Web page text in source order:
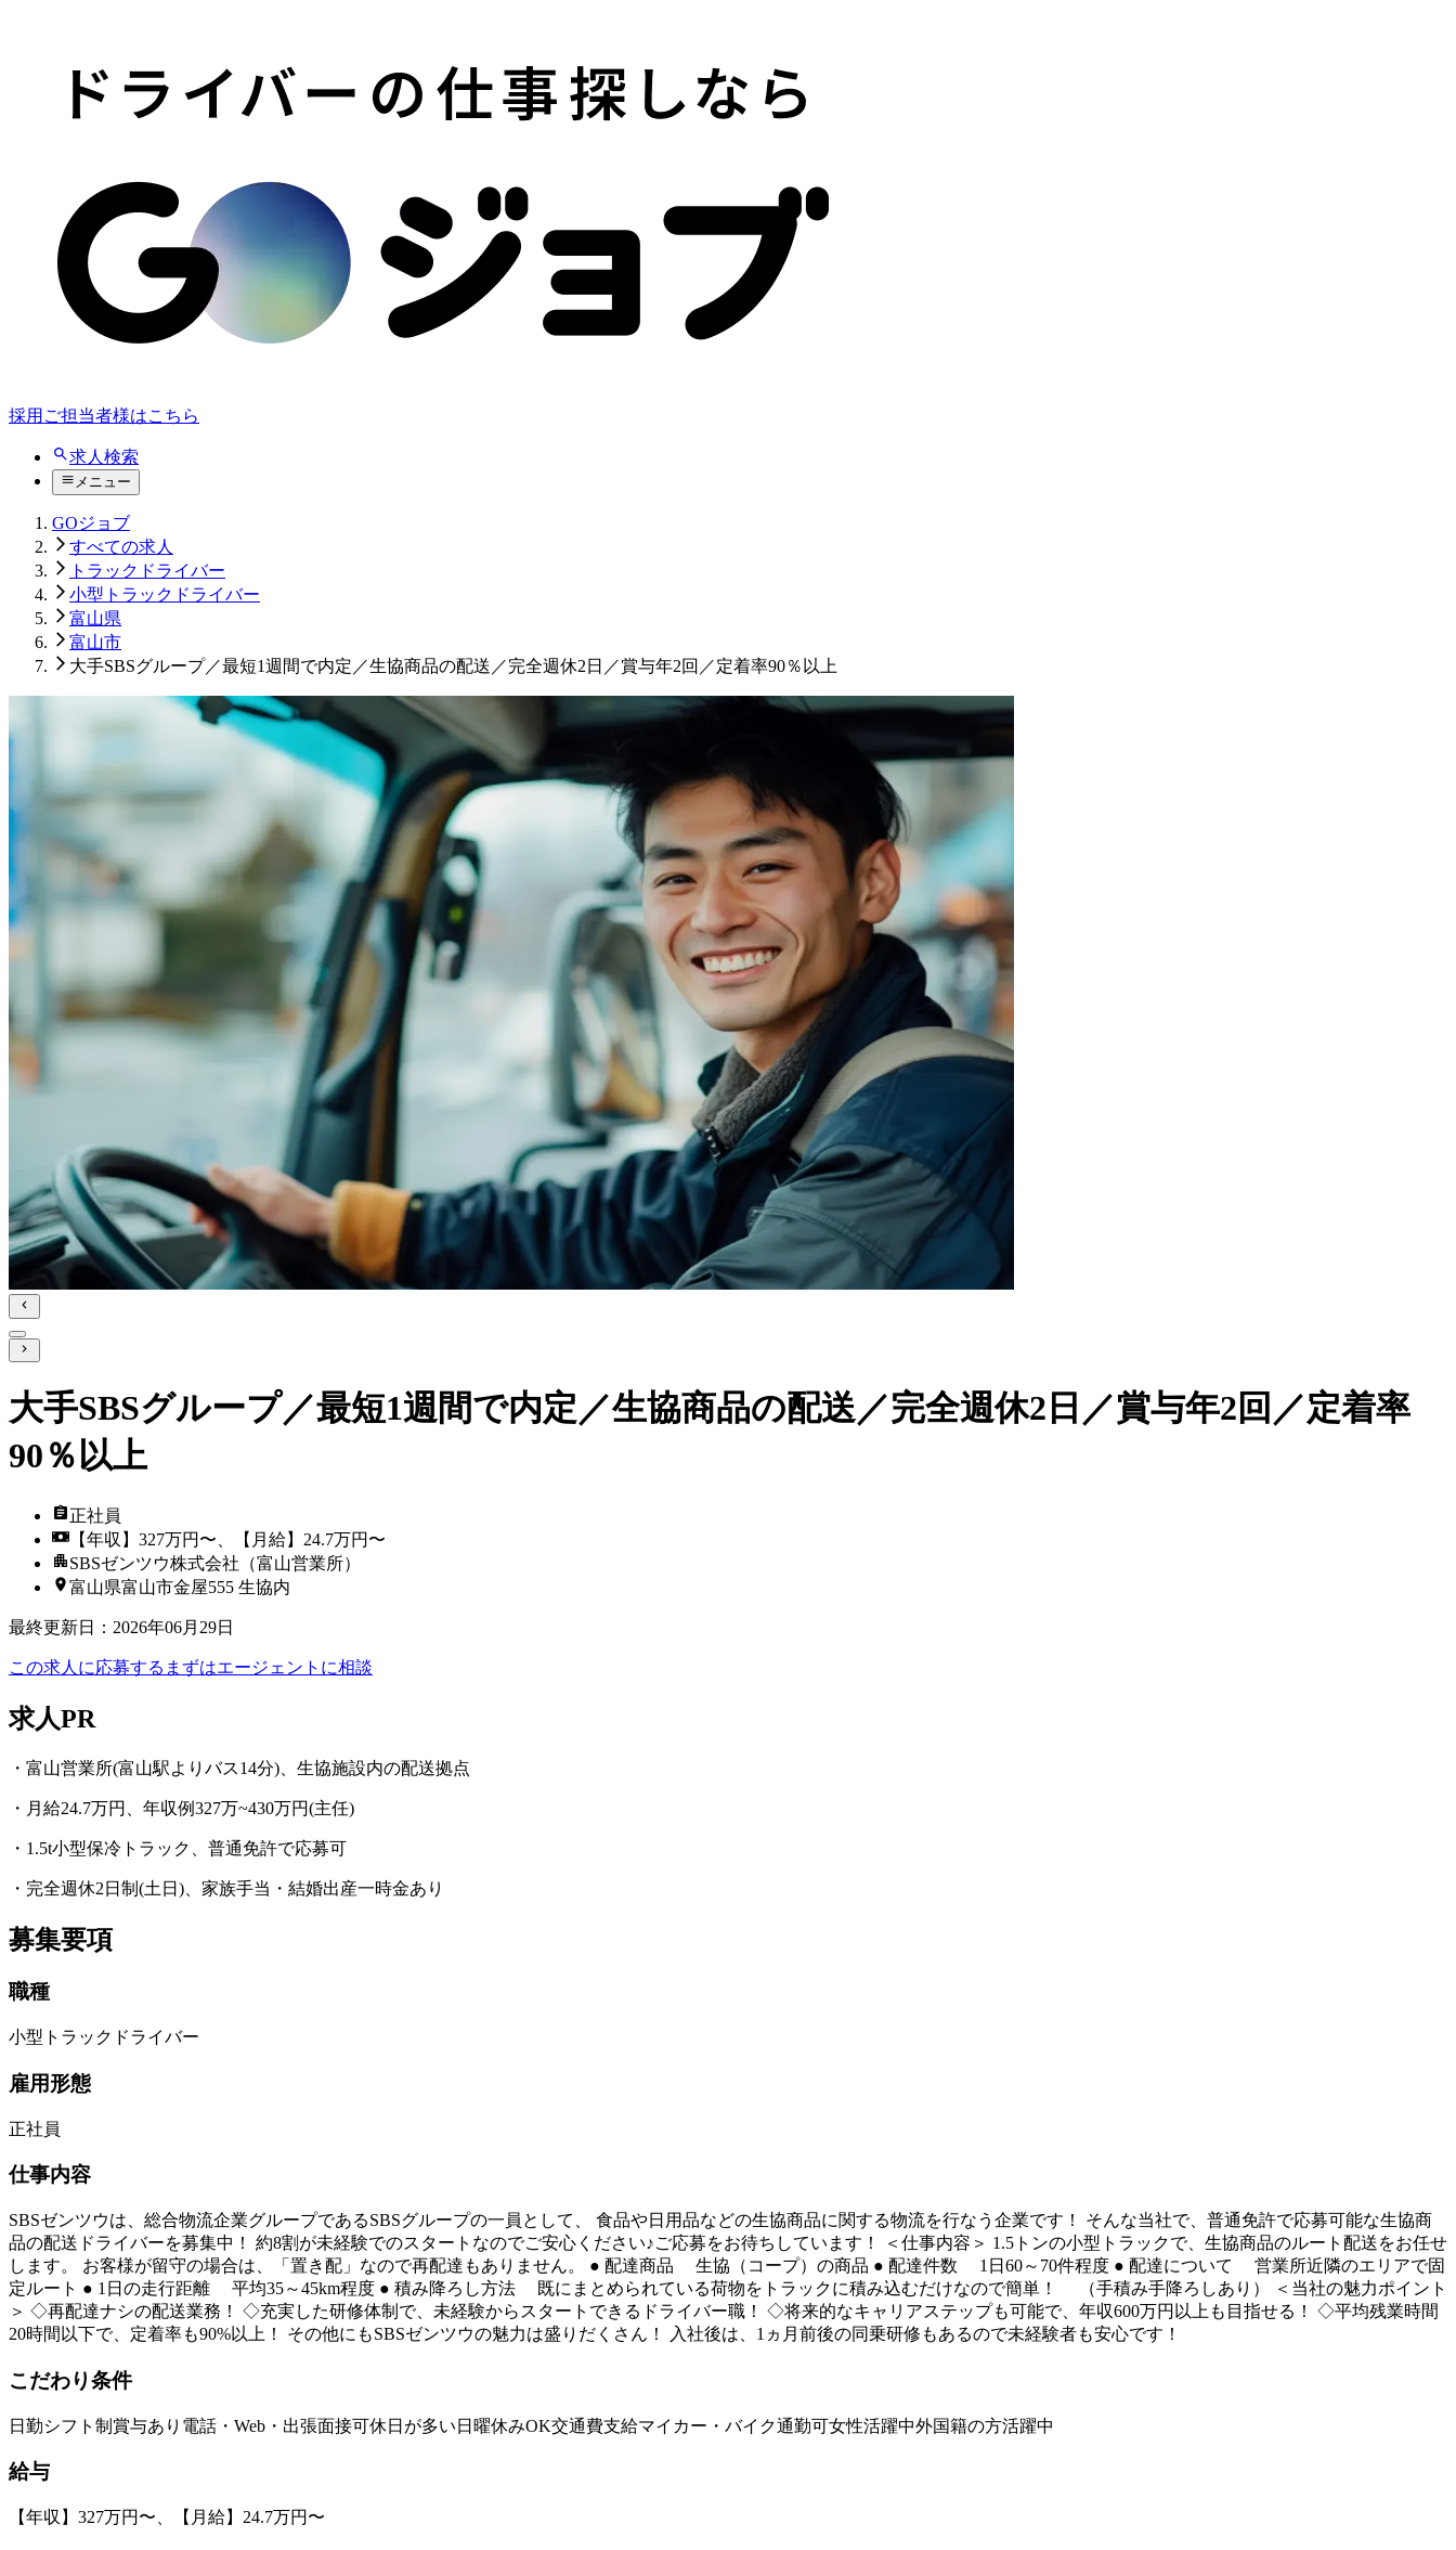
採用ご担当者様はこちら
求人検索
メニュー
GOジョブ
すべての求人
トラックドライバー
小型トラックドライバー
富山県
富山市
大手SBSグループ／最短1週間で内定／生協商品の配送／完全週休2日／賞与年2回／定着率90％以上
大手SBSグループ／最短1週間で内定／生協商品の配送／完全週休2日／賞与年2回／定着率
90％以上
正社員
【年収】327万円〜、【月給】24.7万円〜
SBSゼンツウ株式会社（富山営業所）
富山県富山市金屋555 生協内
最終更新日 ： 2026年06月29日
この求人に応募する まずはエージェントに相談
求人PR
・富山営業所(富山駅よりバス14分)、生協施設内の配送拠点
・月給24.7万円、年収例327万~430万円(主任)
・1.5t小型保冷トラック、普通免許で応募可
・完全週休2日制(土日)、家族手当・結婚出産一時金あり
募集要項
職種
小型トラックドライバー
雇用形態
正社員
仕事内容
SBSゼンツウは、総合物流企業グループであるSBSグループの一員として、 食品や日用品などの生協商品に関する物流を行なう企業です！ そんな当社で、普通免許で応募可能な生協商
品の配送ドライバーを募集中！ 約8割が未経験でのスタートなのでご安心ください♪ご応募をお待ちしています！ ＜仕事内容＞ 1.5トンの小型トラックで、生協商品のルート配送をお任せ
します。 お客様が留守の場合は、「置き配」なので再配達もありません。 ● 配達商品 生協（コープ）の商品 ● 配達件数 1日60～70件程度 ● 配達について 営業所近隣のエリアで固
定ルート ● 1日の走行距離 平均35～45km程度 ● 積み降ろし方法 既にまとめられている荷物をトラックに積み込むだけなので簡単！ （手積み手降ろしあり） ＜当社の魅力ポイント
＞ ◇再配達ナシの配送業務！ ◇充実した研修体制で、未経験からスタートできるドライバー職！ ◇将来的なキャリアステップも可能で、年収600万円以上も目指せる！ ◇平均残業時間
20時間以下で、定着率も90%以上！ その他にもSBSゼンツウの魅力は盛りだくさん！ 入社後は、1ヵ月前後の同乗研修もあるので未経験者も安心です！
こだわり条件
日勤シフト制 賞与あり 電話・Web・出張面接可休日が多い 日曜休みOK交通費支給マイカー・バイク通勤可女性活躍中外国籍の方活躍中
給与
【年収】327万円〜、【月給】24.7万円〜